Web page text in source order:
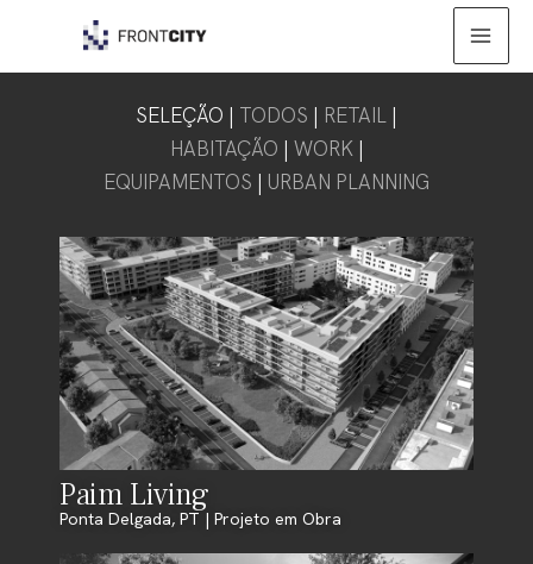
content
SELEÇÃO | TODOS | RETAIL |
HABITAÇÃO | WORK|
EQUIPAMENTOS | URBAN PLANNING
Paim Living
Ponta Delgada, PT | Projeto em Obra